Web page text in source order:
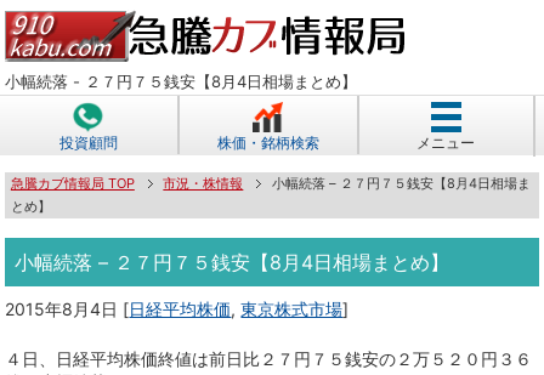
小幅続落 - ２７円７５銭安【8月4日相場まとめ】
投資顧問 株価・銘柄検索 メニュー
急騰カブ情報局 TOP 市況・株情報
小幅続落 – ２７円７５銭安【8月4日相場ま
とめ】
小幅続落 – ２７円７５銭安【8月4日相場まとめ】
2015年8月4日 [日経平均株価,東京株式市場]
４日、日経平均株価終値は前日比２７円７５銭安の２万５２０円３６